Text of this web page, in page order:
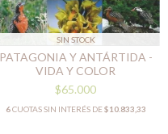
SIN STOCK
PATAGONIA Y ANTÁRTIDA -
VIDA Y COLOR
$65.000
6CUOTAS SIN INTERÉS DE$10.833,33